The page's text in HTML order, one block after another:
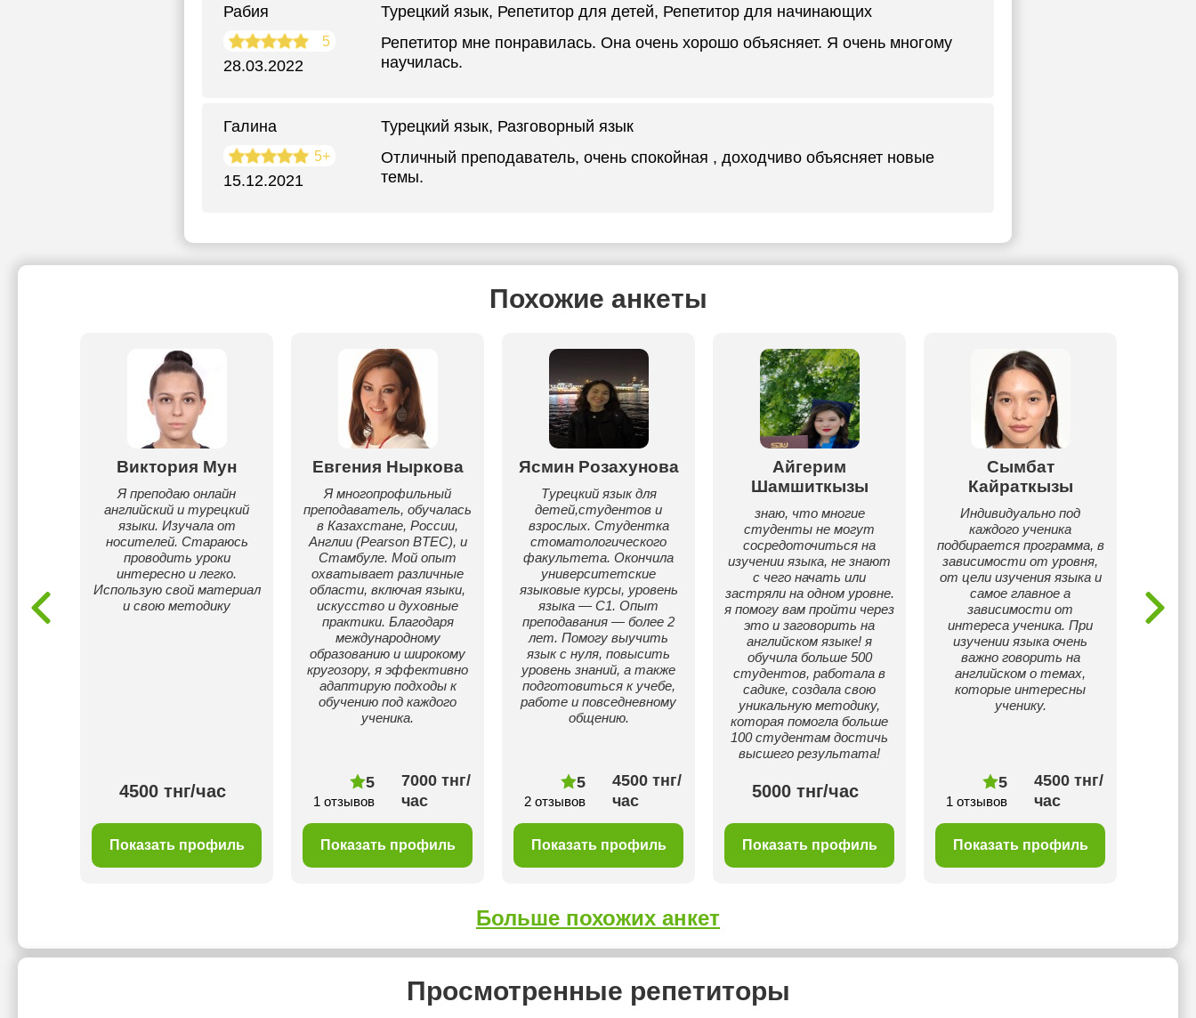
Рабия
5
28.03.2022
Турецкий язык, Репетитор для детей, Репетитор для начинающих
Репетитор мне понравилась. Она очень хорошо объясняет. Я очень многому
научилась.
Галина
5+
15.12.2021
Турецкий язык, Разговорный язык
Отличный преподаватель, очень спокойная , доходчиво объясняет новые
темы.
Похожие анкеты
Виктория Мун
Я преподаю онлайн
английский и турецкий
языки. Изучала от
носителей. Стараюсь
проводить уроки
интересно и легко.
Использую свой материал
и свою методику
4500 тнг/час
Показать профиль
Евгения Ныркова
Я многопрофильный
преподаватель, обучалась
в Казахстане, России,
Англии (Pearson BTEC), и
Стамбуле. Мой опыт
охватывает различные
области, включая языки,
искусство и духовные
практики. Благодаря
международному
образованию и широкому
кругозору, я эффективно
адаптирую подходы к
обучению под каждого
ученика.
5
1 отзывов
7000 тнг/
час
Показать профиль
Ясмин Розахунова
Турецкий язык для
детей,студентов и
взрослых. Студентка
стоматологического
факультета. Окончила
университетские
языковые курсы, уровень
языка — C1. Опыт
преподавания — более 2
лет. Помогу выучить
язык с нуля, повысить
уровень знаний, а также
подготовиться к учебе,
работе и повседневному
общению.
5
2 отзывов
4500 тнг/
час
Показать профиль
Айгерим
Шамшиткызы
знаю, что многие
студенты не могут
сосредоточиться на
изучении языка, не знают
с чего начать или
застряли на одном уровне.
я помогу вам пройти через
это и заговорить на
английском языке! я
обучила больше 500
студентов, работала в
садике, создала свою
уникальную методику,
которая помогла больше
100 студентам достичь
высшего результата!
5000 тнг/час
Показать профиль
Сымбат
Кайраткызы
Индивидуально под
каждого ученика
подбирается программа, в
зависимости от уровня,
от цели изучения языка и
самое главное а
зависимости от
интереса ученика. При
изучении языка очень
важно говорить на
английском о темах,
которые интересны
ученику.
5
1 отзывов
4500 тнг/
час
Показать профиль
Больше похожих анкет
Просмотренные репетиторы